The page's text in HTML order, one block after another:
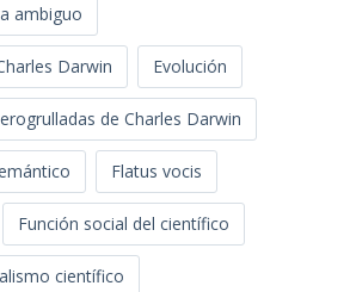
ambiguo
Darwin Evolución
de Charles Darwin
Flatus vocis
Función social del científico
científico